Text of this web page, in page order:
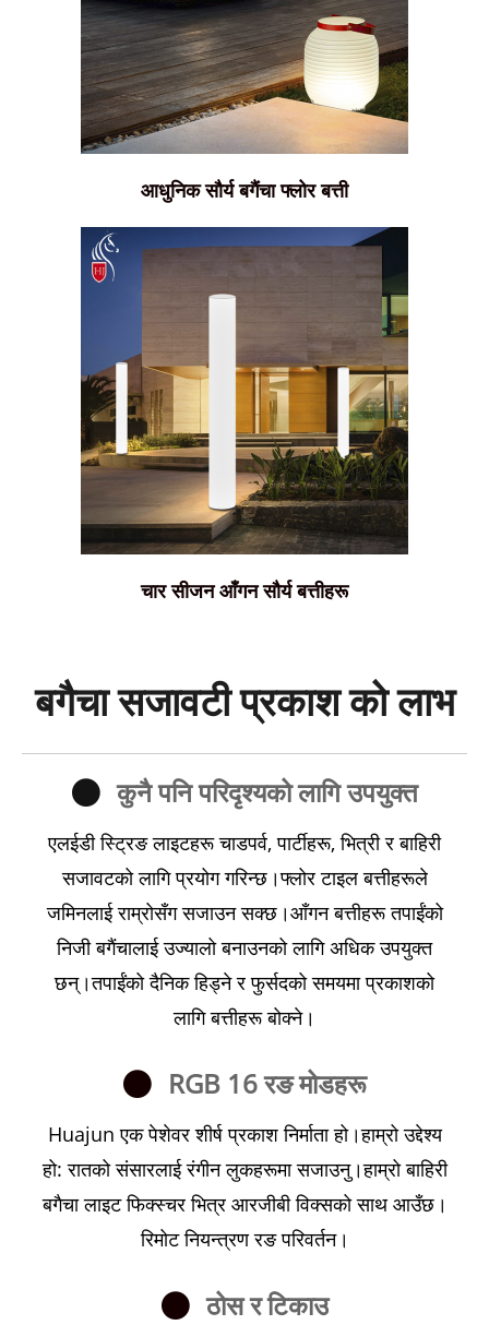
आधुनिक सौर्य बगैंचा फ्लोर बत्ती
चार सीजन आँगन सौर्य बत्तीहरू
बगैचा सजावटी प्रकाश को लाभ
कुनै पनि परिदृश्यको लागि उपयुक्त
एलईडी स्ट्रिङ लाइटहरू चाडपर्व, पार्टीहरू, भित्री र बाहिरी
सजावटको लागि प्रयोग गरिन्छ।फ्लोर टाइल बत्तीहरूले
जमिनलाई राम्रोसँग सजाउन सक्छ।आँगन बत्तीहरू तपाईंको
निजी बगैंचालाई उज्यालो बनाउनको लागि अधिक उपयुक्त
छन्।तपाईंको दैनिक हिड्ने र फुर्सदको समयमा प्रकाशको
लागि बत्तीहरू बोक्ने।
RGB 16 रङ मोडहरू
Huajun एक पेशेवर शीर्ष प्रकाश निर्माता हो।हाम्रो उद्देश्य
हो: रातको संसारलाई रंगीन लुकहरूमा सजाउनु।हाम्रो बाहिरी
बगैचा लाइट फिक्स्चर भित्र आरजीबी विक्सको साथ आउँछ।
रिमोट नियन्त्रण रङ परिवर्तन।
ठोस र टिकाउ